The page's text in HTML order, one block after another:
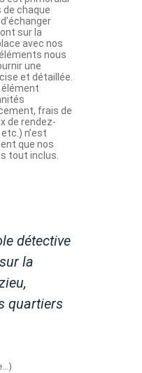
détective
la
quartiers